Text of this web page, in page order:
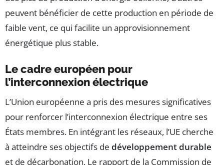
peuvent bénéficier de cette production en période de
faible vent, ce qui facilite un approvisionnement
énergétique plus stable.
Le cadre européen pour
l’interconnexion électrique
L’Union européenne a pris des mesures significatives
pour renforcer l’interconnexion électrique entre ses
États membres. En intégrant les réseaux, l’UE cherche
à atteindre ses objectifs de développement durable
et de décarbonation. Le rapport de la Commission de